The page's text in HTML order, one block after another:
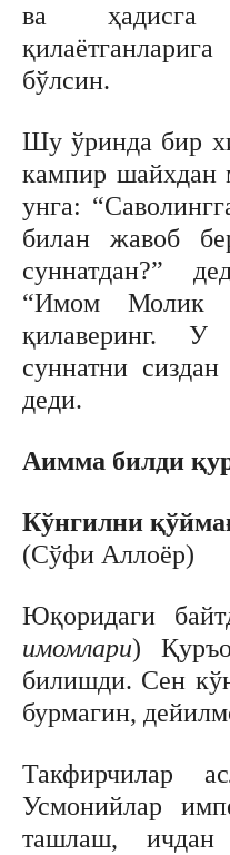
ва
бўлсин.
Шу ўринда бир
кампир шайхдан
унга:
билан жавоб
суннатдан?”
“Имом Молик
қилаверинг.
суннатни
деди.
Аимма билди
Кўнгилни
(Сўфи Аллоёр)
Юқоридаги
имомлари)
билишди. Сен
бурмагин,
Такфирчилар
Усмонийлар
ташлаш,